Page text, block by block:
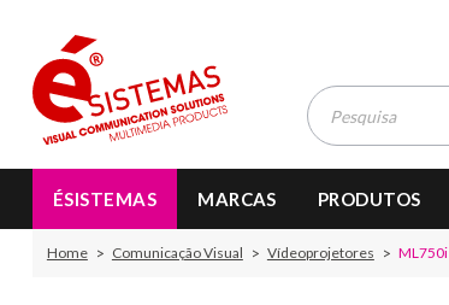
ÉSISTEMAS MARCAS PRODUTOS
Home Comunicação Visual Vídeoprojetores ML750i